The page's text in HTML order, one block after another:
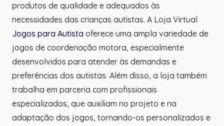
produtos de qualidade e adequados às
necessidades das crianças autistas. A Loja Virtual
Jogos para Autista oferece uma ampla variedade de
jogos de coordenação motora, especialmente
desenvolvidos para atender às demandas e
preferências dos autistas. Além disso, a loja também
trabalha em parceria com profissionais
especializados, que auxiliam no projeto e na
adaptação dos jogos, tornando-os personalizados e